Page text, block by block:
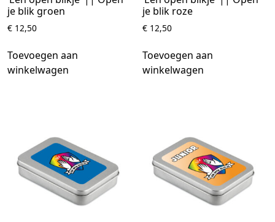
je blik groen
€ 12,50
Toevoegen aan
winkelwagen
je blik roze
€ 12,50
Toevoegen aan
winkelwagen